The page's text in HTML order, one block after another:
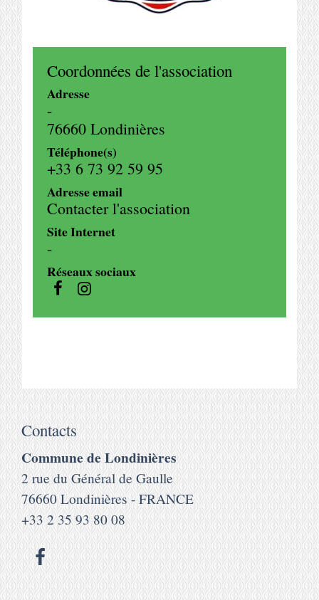
Coordonnées de l'association
Adresse
-
76660 Londinières
Téléphone(s)
+33 6 73 92 59 95
Adresse email
Contacter l'association
Site Internet
-
Réseaux sociaux
Contacts
Commune de Londinières
2 rue du Général de Gaulle
76660 Londinières - FRANCE
+33 2 35 93 80 08